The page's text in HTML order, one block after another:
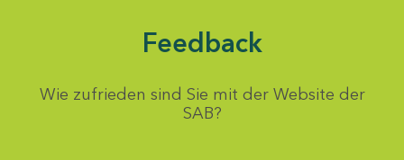
Feedback
Wie zufrieden sind Sie mit der Website der
SAB?